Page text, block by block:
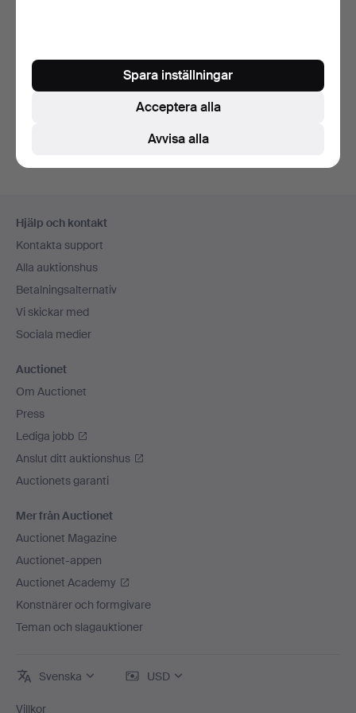
Har du ett föremål av Ernst Billgren hemma?
Kontakta oss för att få en aktuell värdering helt
Hjälp och kontakt
Kontakta support
Alla auktionshus
Betalningsalternativ
Vi skickar med
Sociala medier
Auctionet
Om Auctionet
Press
Lediga jobb
Anslut ditt auktionshus
Auctionets garanti
Mer från Auctionet
Auctionet Magazine
Auctionet-appen
Auctionet Academy
Konstnärer och formgivare
Teman och slagauktioner
Svenska USD
Villkor
Avvisa alla
Acceptera alla
Spara inställningar